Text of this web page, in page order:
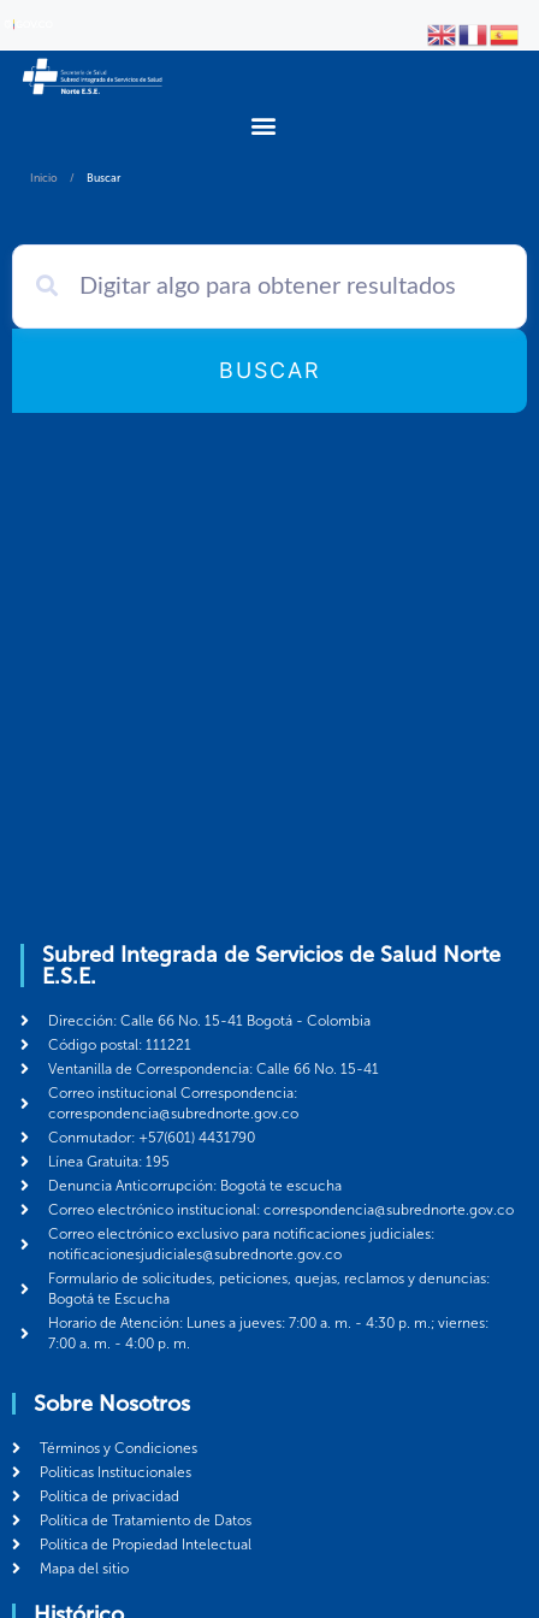
Inicio / Buscar
BUSCAR
Subred Integrada de Servicios de Salud Norte
E.S.E.
Dirección: Calle 66 No. 15-41 Bogotá - Colombia
Código postal: 111221
Ventanilla de Correspondencia: Calle 66 No. 15-41
Correo institucional Correspondencia:
correspondencia@subrednorte.gov.co
Conmutador: +57(601) 4431790
Línea Gratuita: 195
Denuncia Anticorrupción: Bogotá te escucha
Correo electrónico institucional: correspondencia@subrednorte.gov.co
Correo electrónico exclusivo para notificaciones judiciales:
notificacionesjudiciales@subrednorte.gov.co
Formulario de solicitudes, peticiones, quejas, reclamos y denuncias:
Bogotá te Escucha
Horario de Atención: Lunes a jueves: 7:00 a. m. - 4:30 p. m.; viernes:
7:00 a. m. - 4:00 p. m.
Sobre Nosotros
Términos y Condiciones
Politicas Institucionales
Política de privacidad
Política de Tratamiento de Datos
Política de Propiedad Intelectual
Mapa del sitio